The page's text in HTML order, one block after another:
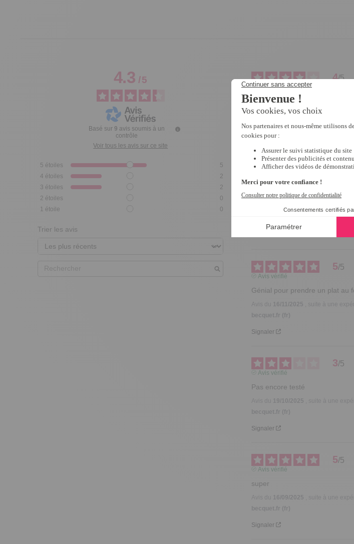
4.3/5
Basé sur 9 avis soumis à un
contrôle
Voir tous les avis sur ce site
5 étoiles
5
4 étoiles
2
3 étoiles
2
2 étoiles
0
1 étoile 0
Trier les avis
4/5
Avis vérifié
Bien
Avis du30/06/2026 , suite à une
becquet.fr (fr)
Réponse debecquet.fr
Merci d'avoir pris le
Maria
5/5
Avis vérifié
Génial pour prendre un plat au
16/11/2025
becquet.fr (fr)
Signaler
3/5
Avis vérifié
Pas encore testé
Signaler
5/5
Avis vérifié
super
16/09/2025
becquet.fr (fr)
Signaler